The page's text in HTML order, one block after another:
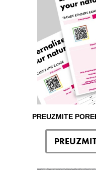
PREUZMITE